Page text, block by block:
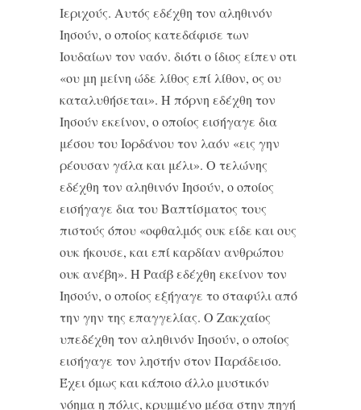
Ιεριχούς. Αυτός εδέχθη τον αληθινόν
Ιησούν, ο οποίος κατεδάφισε των
Ιουδαίων τον ναόν. διότι ο ίδιος είπεν οτι
«ου μη μείνη ώδε λίθος επί λίθον, ος ου
καταλυθήσεται». Η πόρνη εδέχθη τον
Ιησούν εκείνον, ο οποίος εισήγαγε δια
μέσου του Ιορδάνου τον λαόν «εις γην
ρέουσαν γάλα και μέλι». Ο τελώνης
εδέχθη τον αληθινόν Ιησούν, ο οποίος
εισήγαγε δια του Βαπτίσματος τους
πιστούς όπου «οφθαλμός ουκ είδε και ους
ουκ ήκουσε, και επί καρδίαν ανθρώπου
ουκ ανέβη». Η Ραάβ εδέχθη εκείνον τον
Ιησούν, ο οποίος εξήγαγε το σταφύλι από
την γην της επαγγελίας. Ο Ζακχαίος
υπεδέχθη τον αληθινόν Ιησούν, ο οποίος
εισήγαγε τον ληστήν στον Παράδεισο.
Έχει όμως και κάποιο άλλο μυστικόν
νόημα η πόλις, κρυμμένο μέσα στην πηγή